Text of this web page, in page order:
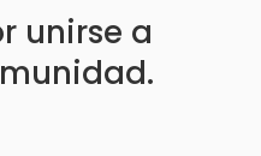
unirse a